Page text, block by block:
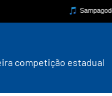
competição estadual